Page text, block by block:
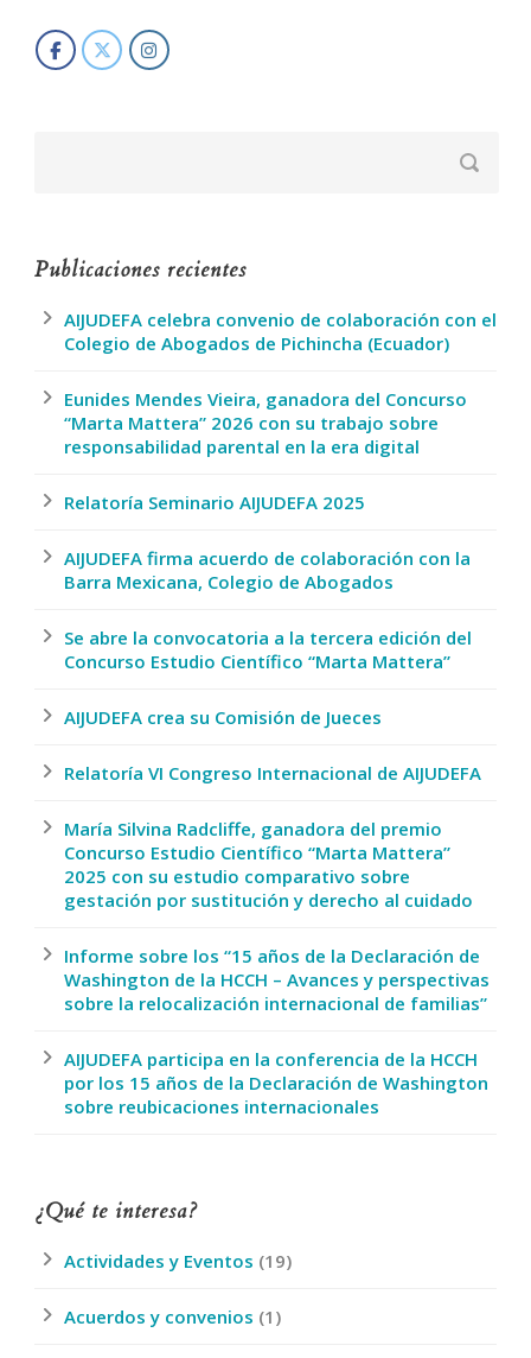
Publicaciones recientes
AIJUDEFA celebra convenio de colaboración con el
Colegio de Abogados de Pichincha (Ecuador)
Eunides Mendes Vieira, ganadora del Concurso
“Marta Mattera” 2026 con su trabajo sobre
responsabilidad parental en la era digital
Relatoría Seminario AIJUDEFA 2025
AIJUDEFA firma acuerdo de colaboración con la
Barra Mexicana, Colegio de Abogados
Se abre la convocatoria a la tercera edición del
Concurso Estudio Científico “Marta Mattera”
AIJUDEFA crea su Comisión de Jueces
Relatoría VI Congreso Internacional de AIJUDEFA
María Silvina Radcliffe, ganadora del premio
Concurso Estudio Científico “Marta Mattera”
2025 con su estudio comparativo sobre
gestación por sustitución y derecho al cuidado
Informe sobre los “15 años de la Declaración de
Washington de la HCCH – Avances y perspectivas
sobre la relocalización internacional de familias”
AIJUDEFA participa en la conferencia de la HCCH
por los 15 años de la Declaración de Washington
sobre reubicaciones internacionales
¿Qué te interesa?
Actividades y Eventos (19)
Acuerdos y convenios (1)